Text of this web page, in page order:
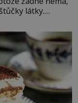
látky.
po jeho smrti